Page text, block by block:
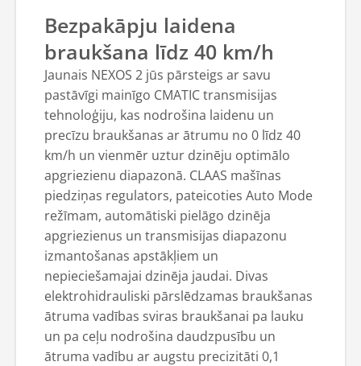
Bezpakāpju laidena
braukšana līdz 40 km/h
Jaunais NEXOS 2 jūs pārsteigs ar savu
pastāvīgi mainīgo CMATIC transmisijas
tehnoloģiju, kas nodrošina laidenu un
precīzu braukšanas ar ātrumu no 0 līdz 40
km/h un vienmēr uztur dzinēju optimālo
apgriezienu diapazonā. CLAAS mašīnas
piedziņas regulators, pateicoties Auto Mode
režīmam, automātiski pielāgo dzinēja
apgriezienus un transmisijas diapazonu
izmantošanas apstākļiem un
nepieciešamajai dzinēja jaudai. Divas
elektrohidrauliski pārslēdzamas braukšanas
ātruma vadības sviras braukšanai pa lauku
un pa ceļu nodrošina daudzpusību un
ātruma vadību ar augstu precizitāti 0,1